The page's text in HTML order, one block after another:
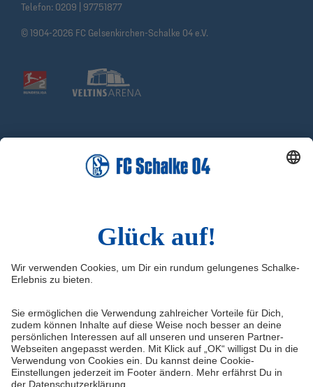
Telefon: 0209 | 97751877
© 1904-2026 FC Gelsenkirchen-Schalke 04 e.V.
Infos
Kontakt
FAQ
Datenschutz
Haftungsausschluss
Quicklinks
FC Schalke 04 - Fußballschule